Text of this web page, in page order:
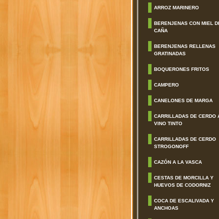
ARROZ MARINERO
BERENJENAS CON MIEL
CAÑA
BERENJENAS RELLENAS
GRATINADAS
BOQUERONES FRITOS
CAMPERO
CANELONES DE MARGA
CARRILLADAS DE CERDO
VINO TINTO
CARRILLADAS DE CERDO
STROGONOFF
CAZÓN A LA VASCA
CESTAS DE MORCILLA Y
HUEVOS DE CODORNIZ
COCA DE ESCALIVADA Y
ANCHOAS